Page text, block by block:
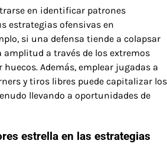
en identificar patrones
estrategias ofensivas en
si una defensa tiende a colapsar
a través de los extremos
huecos. Además, emplear jugadas a
y tiros libres puede capitalizar los
llevando a oportunidades de
estrella en las estrategias